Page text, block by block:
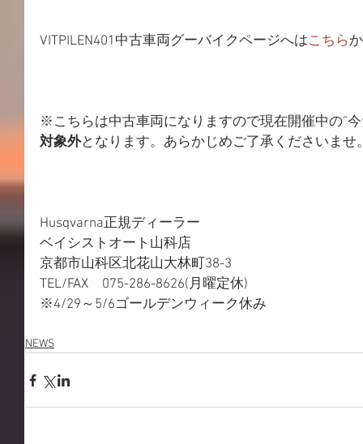
VITPILEN401中古車両グーバイクページへはこちら
※こちらは中古車両になりますので現在開催中の”
対象外となります。あらかじめご了承くださいませ
Husqvarna正規ディーラー
ベイシストオート山科店
京都市山科区北花山大林町38-3
TEL/FAX　075-286-8626(月曜定休)
※4/29～5/6ゴールデンウィーク休み
NEWS